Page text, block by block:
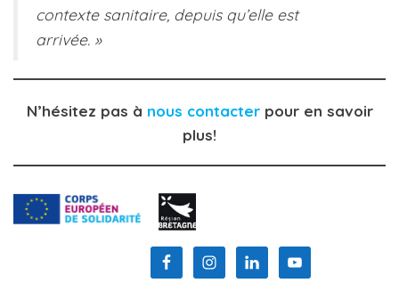
contexte sanitaire, depuis qu’elle est
arrivée. »
N’hésitez pas à nous contacterpour en savoir
plus!